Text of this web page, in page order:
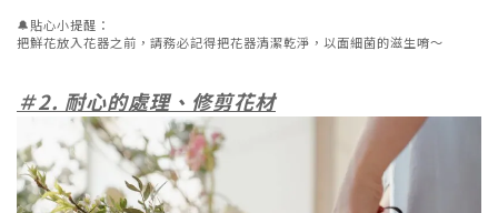
🔔貼心小提醒：
把鮮花放入花器之前，請務必記得把花器清潔乾淨，以面細菌的滋生唷～
＃2. 耐心的處理、修剪花材